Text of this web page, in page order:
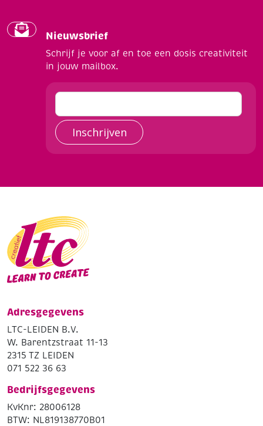
Nieuwsbrief
Schrijf je voor af en toe een dosis creativiteit
in jouw mailbox.
Inschrijven
Adresgegevens
LTC-LEIDEN B.V.
W. Barentzstraat 11-13
2315 TZ LEIDEN
071 522 36 63
Bedrijfsgegevens
KvKnr: 28006128
BTW: NL819138770B01